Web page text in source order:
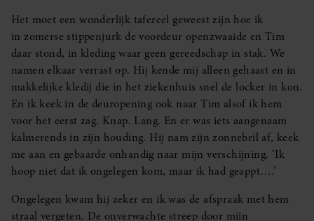
Het moet een wonderlijk tafereel geweest zijn hoe ik
in zomerse stippenjurk de voordeur openzwaaide en Tim
daar stond, in kleding waar geen gereedschap in stak. We
namen elkaar verrast op. Hij kende mij alleen gehaast en in
makkelijke kledij die in het ziekenhuis snel de locker in kon.
En ik keek in de deuropening ook naar Tim alsof ik hem
voor het eerst zag. Knap. Lang. En er was iets aangenaam
kalmerends in zijn houding. Hij nam zijn zonnebril af, keek
me aan en gebaarde onhandig naar mijn verschijning. ‘Ik
hoop niet dat ik ongelegen kom, maar ik had geappt….’
Ongelegen kwam hij zeker en ik was de afspraak met hem
straal vergeten. De onverwachte streep door mijn